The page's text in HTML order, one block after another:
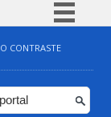
BR
CONTRASTE